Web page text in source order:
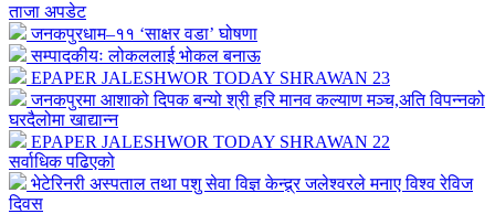
ताजा अपडेट
जनकपुरधाम–११ ‘साक्षर वडा’ घोषणा
सम्पादकीयः लोकललाई भोकल बनाऊ
EPAPER JALESHWOR TODAY SHRAWAN 23
जनकपुरमा आशाको दिपक बन्यो श्री हरि मानव कल्याण मञ्च,अति विपन्नको
घरदैलोमा खाद्यान्न
EPAPER JALESHWOR TODAY SHRAWAN 22
सर्वाधिक पढिएको
भेटेरिनरी अस्पताल तथा पशु सेवा विज्ञ केन्द्र्र जलेश्वरले मनाए विश्व रेविज
दिवस